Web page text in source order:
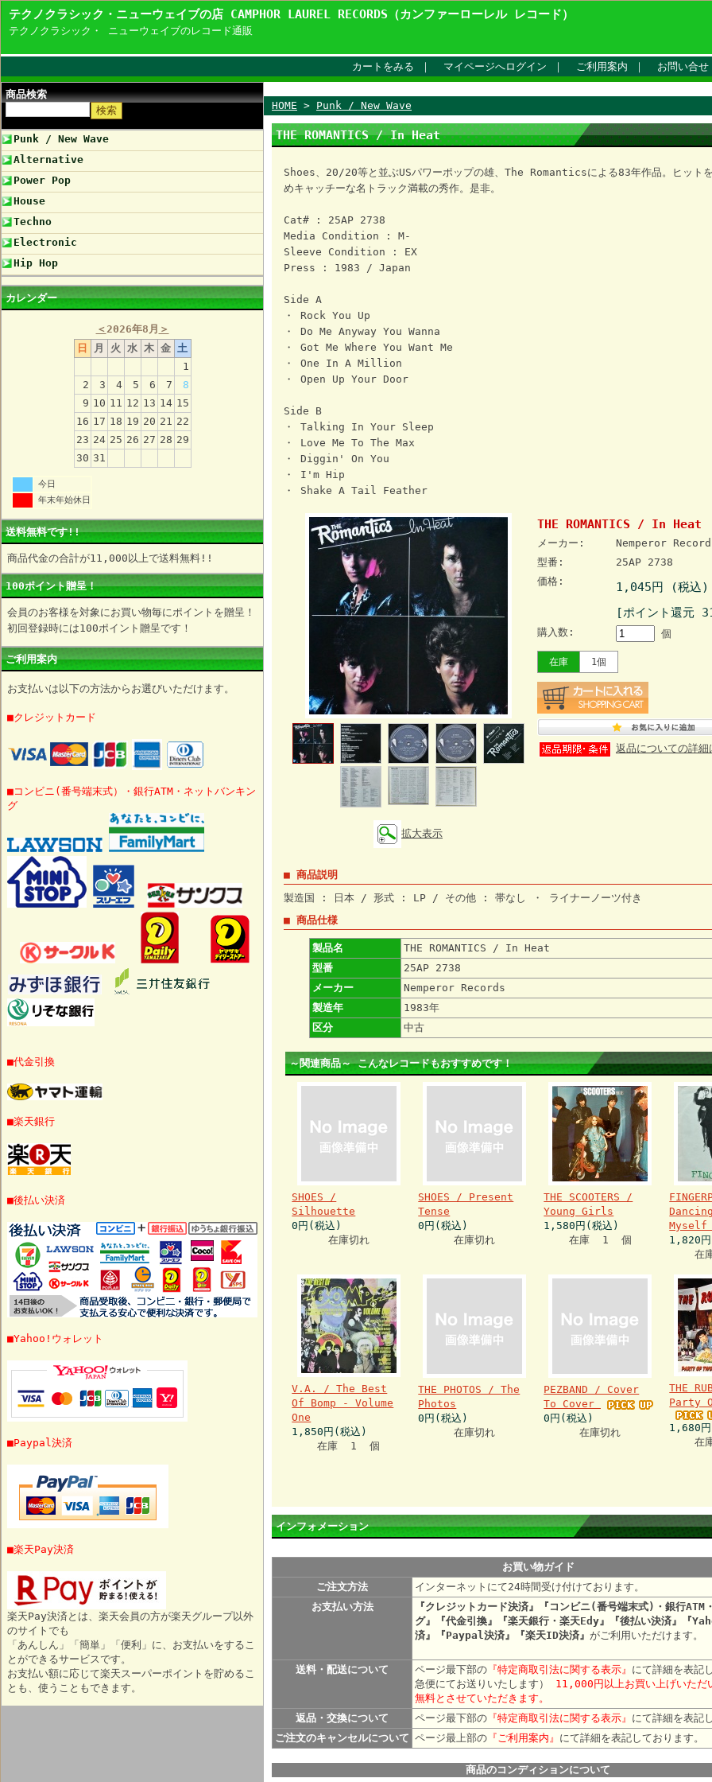
テクノクラシック・ニューウェイブの店 CAMPHOR LAUREL RECORDS（カンファーローレル レコード）
テクノクラシック・ ニューウェイブのレコード通販
カートをみる ｜ マイページへログイン ｜ ご利用案内 ｜ お問い合せ
商品検索
Punk / New Wave
Alternative
Power Pop
House
Techno
Electronic
Hip Hop
カレンダー
＜2026年8月 ＞
日
月 火 水 木 金 土
1
2
3 4 5 6 7
8
9 10 11 12 13 14 15
16 17 18 19 20 21 22
23 24 25 26 27 28 29
30 31
今日
年末年始休日
送料無料です!!
商品代金の合計が11,000以上で送料無料!!
100ポイント贈呈！
会員のお客様を対象にお買い物毎にポイントを贈呈！
初回登録時には100ポイント贈呈です！
ご利用案内
お支払いは以下の方法からお選びいただけます。
■クレジットカード
■コンビニ(番号端末式）・銀行ATM・ネットバンキン
グ
■代金引換
■楽天銀行
■後払い決済
■Yahoo!ウォレット
■Paypal決済
■楽天Pay決済
楽天Pay決済とは、楽天会員の方が楽天グループ以外
のサイトでも
「あんしん」「簡単」「便利」に、お支払いをするこ
とができるサービスです。
お支払い額に応じて楽天スーパーポイントを貯めるこ
とも、使うこともできます。
HOME > Punk / New Wave
THE ROMANTICS / In Heat
Shoes、20/20等と並ぶUSパワーポップの雄、The Romanticsによる83年作品。ヒット
めキャッチーな名トラック満載の秀作。是非。
Cat# : 25AP 2738
Media Condition : M-
Sleeve Condition : EX
Press : 1983 / Japan
Side A
・ Rock You Up
・ Do Me Anyway You Wanna
・ Got Me Where You Want Me
・ One In A Million
・ Open Up Your Door
Side B
・ Talking In Your Sleep
・ Love Me To The Max
・ Diggin' On You
・ I'm Hip
・ Shake A Tail Feather
拡大表示
THE ROMANTICS / In Heat
メーカー:
Nemperor
型番:
25AP 2738
価格:
1,045円 (税込)
[ポイント還元
購入数: 個
在庫 1個
返品についての詳細
■ 商品説明
製造国 : 日本 / 形式 : LP / その他 : 帯なし ・ ライナーノーツ付き
■ 商品仕様
製品名
THE ROMANTICS / In Heat
型番
25AP 2738
メーカー
Nemperor Records
製造年
1983年
区分
中古
～関連商品～ こんなレコードもおすすめです！
SHOES /
Silhouette
0円(税込)
在庫切れ
SHOES / Present
Tense
0円(税込)
在庫切れ
THE SCOOTERS /
Young Girls
1,580円(税込)
在庫 1 個
1,820
在
V.A. / The Best
Of Bomp - Volume
One
1,850円(税込)
在庫 1 個
THE PHOTOS / The
Photos
0円(税込)
在庫切れ
PEZBAND / Cover
To Cover
0円(税込)
在庫切れ
THE
Party
1,680
在
インフォメーション
お買い物ガイド
ご注文方法
インターネットにて24時間受け付けております。
お支払い方法
『クレジットカード決済』『コンビニ(番号端末式)・銀行ATM
グ』『代金引換』『楽天銀行・楽天Edy』『後払い決済』『
済』『Paypal決済』『楽天ID決済』 がご利用いただけます。
送料・配送について ページ最下部の 『特定商取引法に関する表示』 にて詳細を表記
急便にてお送りいたします） 11,000円以上お買い上げいただ
無料とさせていただきます。
返品・交換について
ページ最下部の 『特定商取引法に関する表示』 にて詳細を表記
ご注文のキャンセルについて ページ最上部の 『ご利用案内』 にて詳細を表記して
商品のコンディションについて